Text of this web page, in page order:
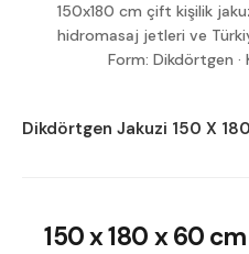
150x180 cm çift kişilik
hidromasaj jetleri ve
Form: Dikdörtgen ·
Dikdörtgen Jakuzi 150 X
150 x 180 x 60 cm